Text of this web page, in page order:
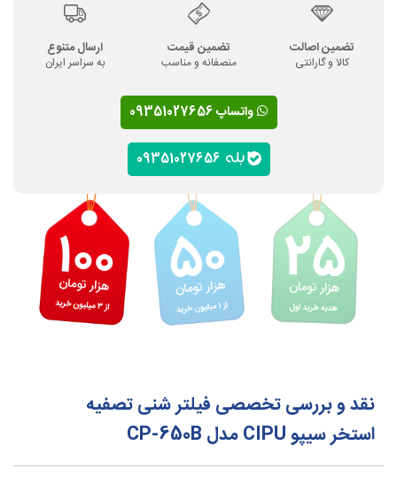
تضمین اصالت
کالا و گارانتی
تضمین قیمت
منصفانه و مناسب
ارسال متنوع
به سراسر ایران
واتساپ 09351027656
نقد و بررسی تخصصی فیلتر شنی تصفیه
استخر سیپو CIPU مدل CP-650B